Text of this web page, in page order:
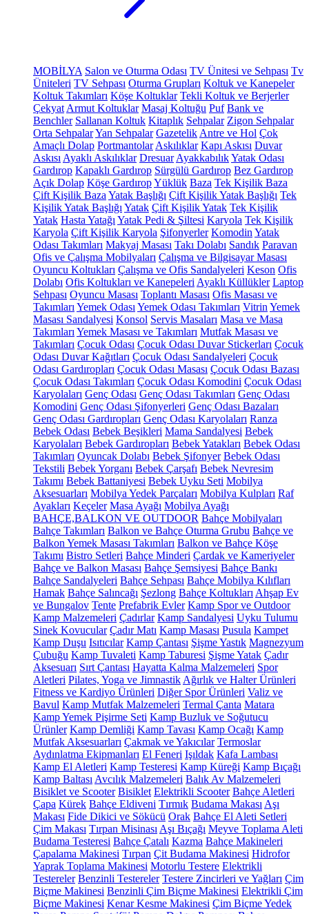
MOBİLYA Salon ve Oturma Odası TV Ünitesi ve Sehpası Tv
Üniteleri TV Sehpası Oturma Grupları Koltuk ve Kanepeler
Koltuk Takımları Köşe Koltuklar Tekli Koltuk ve Berjerler
Çekyat Armut Koltuklar Masaj Koltuğu Puf Bank ve
Benchler Sallanan Koltuk Kitaplık Sehpalar Zigon Sehpalar
Orta SehpalarYan Sehpalar Gazetelik Antre ve Hol Çok
Amaçlı Dolap Portmantolar Askılıklar Kapı Askısı Duvar
Askısı Ayaklı Askılıklar Dresuar AyakkabılıkYatak Odası
Gardırop Kapaklı Gardırop Sürgülü Gardırop Bez Gardırop
Açık Dolap Köşe GardıropYüklük Baza Tek Kişilik Baza
Çift Kişilik Baza Yatak Başlığı Çift Kişilik Yatak Başlığı Tek
Kişilik Yatak Başlığı Yatak Çift Kişilik Yatak Tek Kişilik
Yatak Hasta Yatağı Yatak Pedi & Şiltesi Karyola Tek Kişilik
Karyola Çift Kişilik Karyola Şifonyerler Komodin Yatak
Odası Takımları Makyaj Masası Takı Dolabı Sandık Paravan
Ofis ve Çalışma Mobilyaları Çalışma ve Bilgisayar Masası
Oyuncu Koltukları Çalışma ve Ofis Sandalyeleri Keson Ofis
Dolabı Ofis Koltukları ve Kanepeleri Ayaklı Küllükler Laptop
Sehpası Oyuncu Masası Toplantı Masası Ofis Masası ve
Takımları Yemek Odası Yemek Odası Takımları Vitrin Yemek
Masası Sandalyesi Konsol Servis Masaları Masa ve Masa
Takımları Yemek Masası ve Takımları Mutfak Masası ve
Takımları Çocuk Odası Çocuk Odası Duvar Stickerları Çocuk
Odası Duvar Kağıtları Çocuk Odası Sandalyeleri Çocuk
Odası Gardıropları Çocuk Odası Masası Çocuk Odası Bazası
Çocuk Odası Takımları Çocuk Odası Komodini Çocuk Odası
Karyolaları Genç Odası Genç Odası Takımları Genç Odası
Komodini Genç Odası Şifonyerleri Genç Odası Bazaları
Genç Odası Gardıropları Genç Odası Karyolaları Ranza
Bebek Odası Bebek Beşikleri Mama Sandalyesi Bebek
Karyolaları Bebek Gardıropları Bebek Yatakları Bebek Odası
Takımları Oyuncak Dolabı Bebek Şifonyer Bebek Odası
Tekstili Bebek Yorganı Bebek Çarşafı Bebek Nevresim
Takımı Bebek Battaniyesi Bebek Uyku Seti Mobilya
Aksesuarları Mobilya Yedek Parçaları Mobilya Kulpları Raf
Ayakları Keçeler Masa Ayağı Mobilya Ayağı
BAHÇE,BALKON VE OUTDOOR Bahçe Mobilyaları
Bahçe Takımları Balkon ve Bahçe Oturma Grubu Bahçe ve
Balkon Yemek Masası Takımları Balkon ve Bahçe Köşe
Takımı Bistro Setleri Bahçe Minderi Çardak ve Kameriyeler
Bahçe ve Balkon Masası Bahçe Şemsiyesi Bahçe Bankı
Bahçe Sandalyeleri Bahçe Sehpası Bahçe Mobilya Kılıfları
Hamak Bahçe Salıncağı Şezlong Bahçe Koltukları Ahşap Ev
ve Bungalov Tente Prefabrik Evler Kamp Spor ve Outdoor
Kamp Malzemeleri Çadırlar Kamp Sandalyesi Uyku Tulumu
Sinek Kovucular Çadır Matı Kamp Masası Pusula Kampet
Kamp Duşu Isıtıcılar Kamp Çantası Şişme Yastık Magnezyum
Çubuğu Kamp Tuvaleti Kamp Taburesi Şişme Yatak Çadır
Aksesuarı Sırt Çantası Hayatta Kalma Malzemeleri Spor
Aletleri Pilates, Yoga ve Jimnastik Ağırlık ve Halter Ürünleri
Fitness ve Kardiyo Ürünleri Diğer Spor Ürünleri Valiz ve
Bavul Kamp Mutfak Malzemeleri Termal Çanta Matara
Kamp Yemek Pişirme Seti Kamp Buzluk ve Soğutucu
Ürünler Kamp Demliği Kamp Tavası Kamp Ocağı Kamp
Mutfak Aksesuarları Çakmak ve Yakıcılar Termoslar
Aydınlatma Ekipmanları El Feneri Işıldak Kafa Lambası
Kamp El Aletleri Kamp Testeresi Kamp Küreği Kamp Bıçağı
Kamp Baltası Avcılık Malzemeleri Balık Av Malzemeleri
Bisiklet ve Scooter Bisiklet Elektrikli Scooter Bahçe Aletleri
Çapa Kürek Bahçe Eldiveni Tırmık Budama Makası Aşı
Makası Fide Dikici ve Sökücü Orak Bahçe El Aleti Setleri
Çim Makası Tırpan Misinası Aşı Bıçağı Meyve Toplama Aleti
Budama Testeresi Bahçe Çatalı Kazma Bahçe Makineleri
Çapalama Makinesi Tırpan Çit Budama Makinesi Hidrofor
Yaprak Toplama Makinesi Motorlu Testere Elektrikli
Testereler Benzinli Testereler Testere Zincirleri ve Yağları Çim
Biçme Makinesi Benzinli Çim Biçme Makinesi Elektrikli Çim
Biçme Makinesi Kenar Kesme Makinesi Çim Biçme Yedek